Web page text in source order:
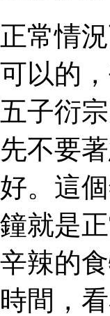
正常情
可以的
五子衍
先不要
好。這
鐘就是
辛辣的
時間，